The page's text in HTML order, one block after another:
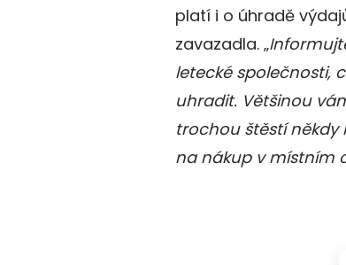
platí i o úhradě
zavazadla. „
letecké společnosti,
uhradit. Většinou
trochou štěstí
na nákup v místním